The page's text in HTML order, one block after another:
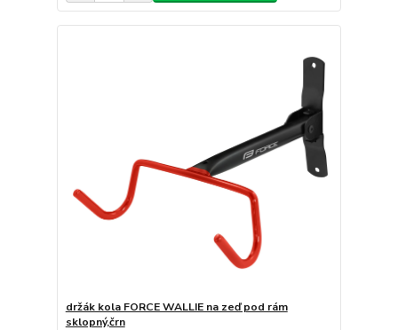
držák kola FORCE WALLIE na zeď pod rám
sklopný,črn